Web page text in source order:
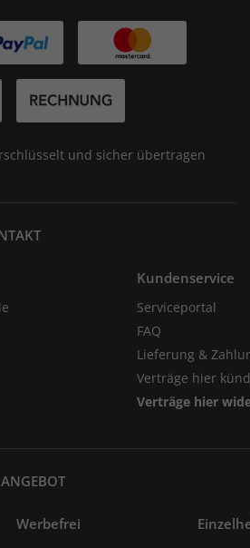
und sicher übertragen
Kundenservice
Serviceportal
FAQ
Lieferung &
Verträge hier
Verträge hier
Werbefrei